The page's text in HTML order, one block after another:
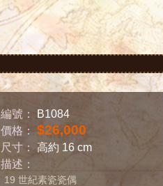
編號：
B1084
價格： $26,000
尺寸：高約 16 cm
描述：
19 世紀素瓷瓷偶